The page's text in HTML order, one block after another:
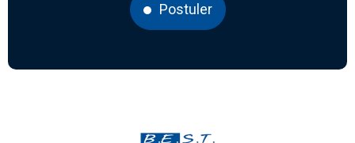
Postuler